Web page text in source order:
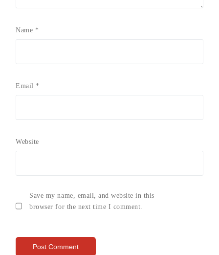
Name *
Email *
Website
Save my name, email, and website in this
browser for the next time I comment.